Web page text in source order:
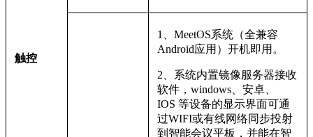
触控
1
、MeetOS系统（全兼容
Android应用）开机即用。
2 、系统内置镜像服务器接收
软件，windows、安卓、
IOS 等设备的显示界面可通
过WIFI或有线网络同步投射
到智能会议平板，并能在智